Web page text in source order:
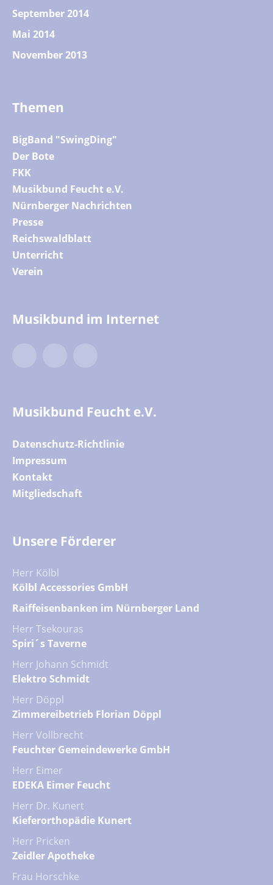
September 2014
Mai 2014
November 2013
Themen
BigBand "SwingDing"
Der Bote
FKK
Musikbund Feucht e.V.
Nürnberger Nachrichten
Presse
Reichswaldblatt
Unterricht
Verein
Musikbund im Internet
Musikbund Feucht e.V.
Datenschutz-Richtlinie
Impressum
Kontakt
Mitgliedschaft
Unsere Förderer
Herr Kölbl
Kölbl Accessories GmbH
Raiffeisenbanken im Nürnberger Land
Herr Tsekouras
Spiri´s Taverne
Herr Johann Schmidt
Elektro Schmidt
Herr Döppl
Zimmereibetrieb Florian Döppl
Herr Vollbrecht
Feuchter Gemeindewerke GmbH
Herr Eimer
EDEKA Eimer Feucht
Herr Dr. Kunert
Kieferorthopädie Kunert
Herr Pricken
Zeidler Apotheke
Frau Horschke